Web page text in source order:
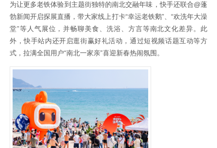
为让更多老铁体验到主题街独特的南北交融年味，快手还联合@蓬
勃新闻开启探展直播，带大家线上打卡“幸运老铁鹅”、“欢洗年大澡
堂”等人气展位，并畅聊美食、洗浴、方言等南北文化差异。此
外，快手站内还开启逛街赢好礼活动，通过短视频话题互动等方
式，拉满全国用户“南北一家亲”喜迎新春热闹氛围。